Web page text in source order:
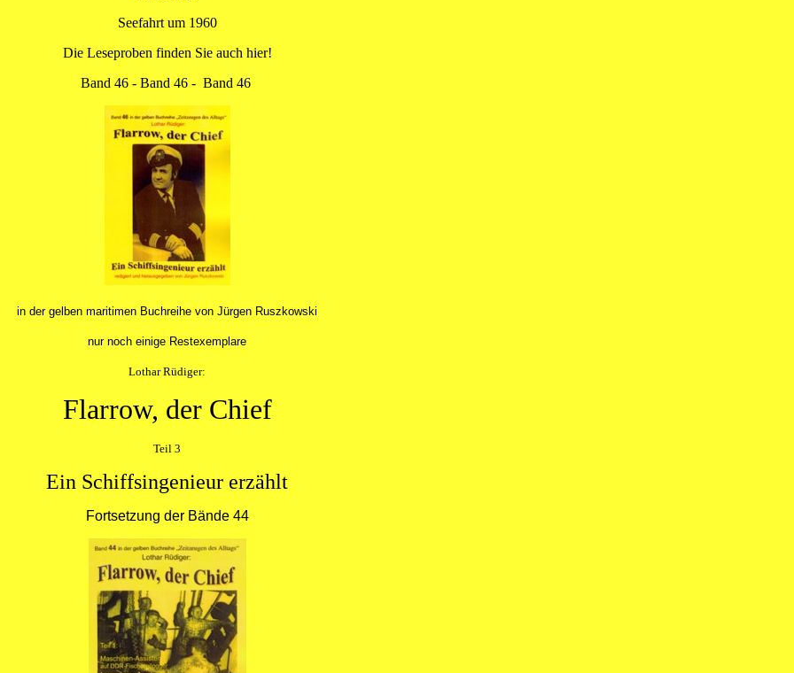
Seefahrt um 1960
Die Leseproben finden Sie auch hier!
Band 46- Band 46- Band 46
in der gelben maritimen Buchreihe von Jürgen Ruszkowski
nur noch einige Restexemplare
Lothar Rüdiger:
Flarrow, der Chief
Teil 3
Ein Schiffsingenieur erzählt
Fortsetzung der Bände 44